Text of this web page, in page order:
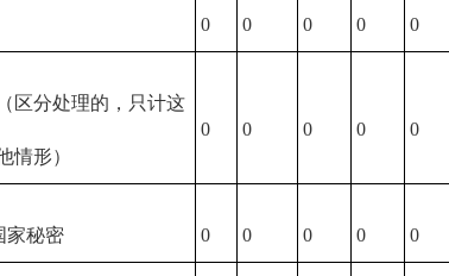
0 0 0 0 0
区分处理的，只计这
情形）
0 0 0 0 0
家秘密 0 0 0 0 0